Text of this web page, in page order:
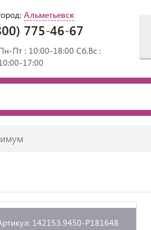
Альметьевск
775-46-67
Пт : 10:00-18:00 Сб,Вс :
17:00
142153.9450-P181648